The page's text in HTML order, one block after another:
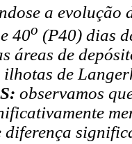
a evolução
40o (P40) dias
áreas de
ilhotas de
observamos
diferença